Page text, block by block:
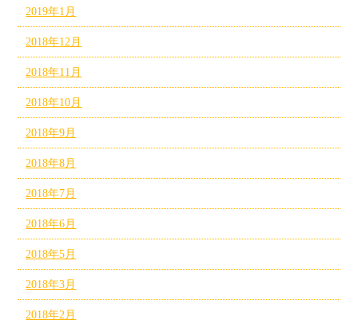
2019年1月
2018年12月
2018年11月
2018年10月
2018年9月
2018年8月
2018年7月
2018年6月
2018年5月
2018年3月
2018年2月